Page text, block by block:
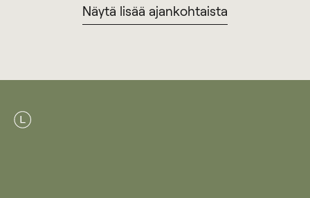
Näytä lisää ajankohtaista